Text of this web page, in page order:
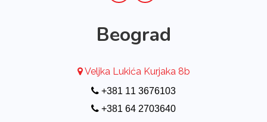
Beograd
Veljka Lukića Kurjaka 8b
+381 11 3676103
+381 64 2703640